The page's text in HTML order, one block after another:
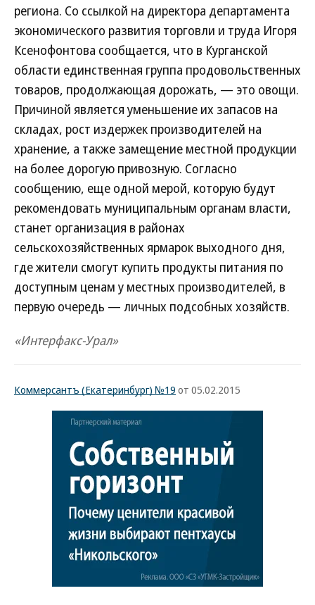
региона. Со ссылкой на директора департамента
экономического развития торговли и труда Игоря
Ксенофонтова сообщается, что в Курганской
области единственная группа продовольственных
товаров, продолжающая дорожать, — это овощи.
Причиной является уменьшение их запасов на
складах, рост издержек производителей на
хранение, а также замещение местной продукции
на более дорогую привозную. Согласно
сообщению, еще одной мерой, которую будут
рекомендовать муниципальным органам власти,
станет организация в районах
сельскохозяйственных ярмарок выходного дня,
где жители смогут купить продукты питания по
доступным ценам у местных производителей, в
первую очередь — личных подсобных хозяйств.
«Интерфакс-Урал»
Коммерсантъ (Екатеринбург) №19 от 05.02.2015